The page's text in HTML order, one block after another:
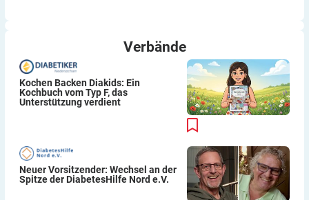
Verbände
Kochen Backen Diakids: Ein
Kochbuch vom Typ F, das
Unterstützung verdient
Neuer Vorsitzender: Wechsel an der
Spitze der DiabetesHilfe Nord e.V.